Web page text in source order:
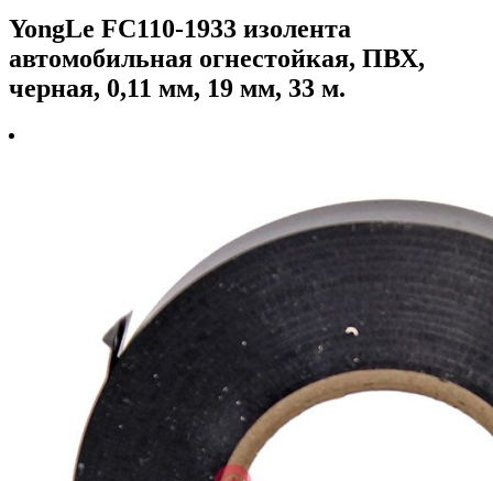
YongLe FC110-1933 изолента
автомобильная огнестойкая, ПВХ,
черная, 0,11 мм, 19 мм, 33 м.